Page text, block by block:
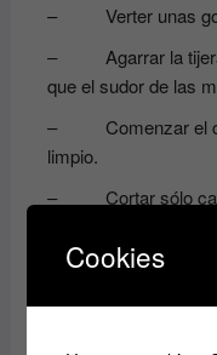
– Verter unas
– Agarrar la tijera
que el sudor de las
– Comenzar el
limpio.
– Cortar sólo
Productos
Cookies